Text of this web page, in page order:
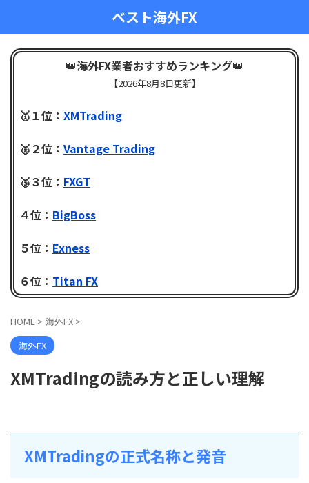
ベスト海外FX
👑海外FX業者おすすめランキング👑
【2026年8月8日更新】
🥇１位： XMTrading
🥈２位： Vantage Trading
🥉３位： FXGT
４位： BigBoss
５位： Exness
６位： Titan FX
HOME > 海外FX >
海外FX
XMTradingの読み方と正しい理解
XMTradingの正式名称と発音